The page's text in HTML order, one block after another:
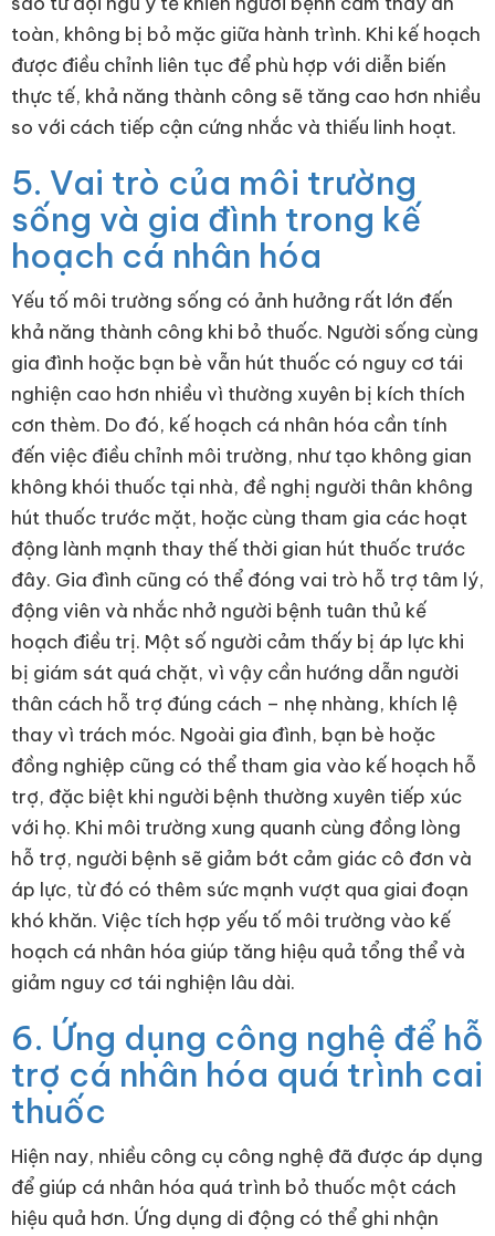
toàn, không bị bỏ mặc giữa hành trình. Khi kế hoạch
được điều chỉnh liên tục để phù hợp với diễn biến
thực tế, khả năng thành công sẽ tăng cao hơn nhiều
so với cách tiếp cận cứng nhắc và thiếu linh hoạt.
5. Vai trò của môi trường
sống và gia đình trong kế
hoạch cá nhân hóa
Yếu tố môi trường sống có ảnh hưởng rất lớn đến
khả năng thành công khi bỏ thuốc. Người sống cùng
gia đình hoặc bạn bè vẫn hút thuốc có nguy cơ tái
nghiện cao hơn nhiều vì thường xuyên bị kích thích
cơn thèm. Do đó, kế hoạch cá nhân hóa cần tính
đến việc điều chỉnh môi trường, như tạo không gian
không khói thuốc tại nhà, đề nghị người thân không
hút thuốc trước mặt, hoặc cùng tham gia các hoạt
động lành mạnh thay thế thời gian hút thuốc trước
đây. Gia đình cũng có thể đóng vai trò hỗ trợ tâm lý,
động viên và nhắc nhở người bệnh tuân thủ kế
hoạch điều trị. Một số người cảm thấy bị áp lực khi
bị giám sát quá chặt, vì vậy cần hướng dẫn người
thân cách hỗ trợ đúng cách – nhẹ nhàng, khích lệ
thay vì trách móc. Ngoài gia đình, bạn bè hoặc
đồng nghiệp cũng có thể tham gia vào kế hoạch hỗ
trợ, đặc biệt khi người bệnh thường xuyên tiếp xúc
với họ. Khi môi trường xung quanh cùng đồng lòng
hỗ trợ, người bệnh sẽ giảm bớt cảm giác cô đơn và
áp lực, từ đó có thêm sức mạnh vượt qua giai đoạn
khó khăn. Việc tích hợp yếu tố môi trường vào kế
hoạch cá nhân hóa giúp tăng hiệu quả tổng thể và
giảm nguy cơ tái nghiện lâu dài.
6. Ứng dụng công nghệ để hỗ
trợ cá nhân hóa quá trình cai
thuốc
Hiện nay, nhiều công cụ công nghệ đã được áp dụng
để giúp cá nhân hóa quá trình bỏ thuốc một cách
hiệu quả hơn. Ứng dụng di động có thể ghi nhận